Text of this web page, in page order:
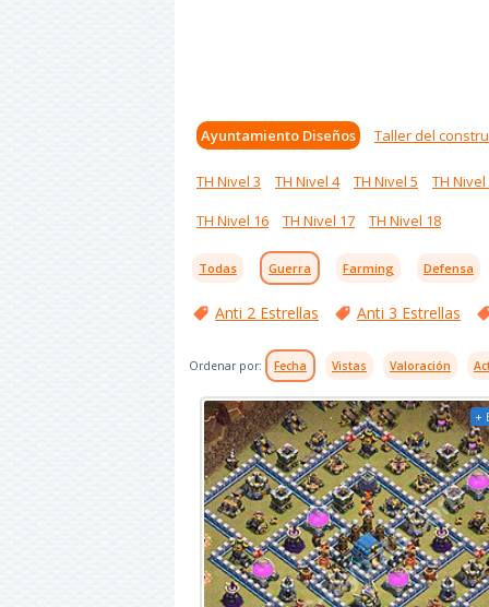
Ayuntamiento Diseños Taller del
TH Nivel 3 TH Nivel 4 TH Nivel 5
TH Nivel
TH Nivel 16
TH Nivel 17 TH Nivel 18
Todas Guerra Farming Defensa
Anti 2 Estrellas Anti 3 Estrellas
Ordenar por: Fecha Vistas Valoración
+